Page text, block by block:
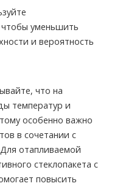
уменьшить
и вероятность
что на
температур и
особенно важно
в сочетании с
отапливаемой
стеклопакета с
повысить